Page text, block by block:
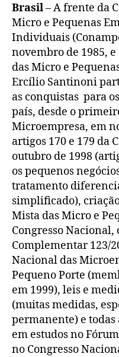
Brasil– A frente da
Micro e Pequenas
Individuais
novembro de 1985,
das Micro e
Ercílio Santinoni
as conquistas para
país, desde o
Microempresa, em
artigos 170 e 179 da
outubro de 1998
os pequenos
tratamento
simplificado),
Mista das Micro e
Congresso
Complementar 123/
Nacional das
Pequeno Porte
em 1999), leis e
(muitas medidas,
permanente) e
em estudos no
no Congresso